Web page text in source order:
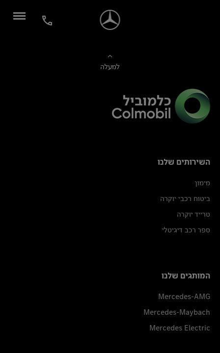
למעלה
השירותים שלנו
מימון
ביטוח רכבי יוקרה
טרייד יוקרה
ספר רכב דיגיטלי
המותגים שלנו
Mercedes-AMG
Mercedes-Maybach
Mercedes Electric